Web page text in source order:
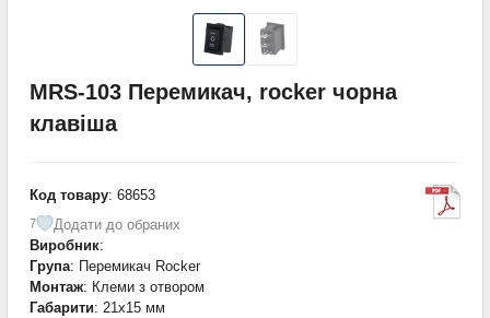
MRS-103 Перемикач, rocker чорна
клавіша
Код товару: 68653
7
Додати до обраних
Виробник:
Група: Перемикач Rocker
Монтаж: Клеми з отвором
Габарити: 21x15 мм